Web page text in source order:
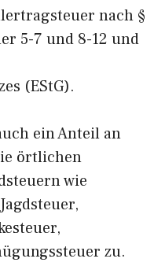
nach §
5-7 und 8-12 und
(EStG).
ein Anteil an
örtlichen
wie
zu.